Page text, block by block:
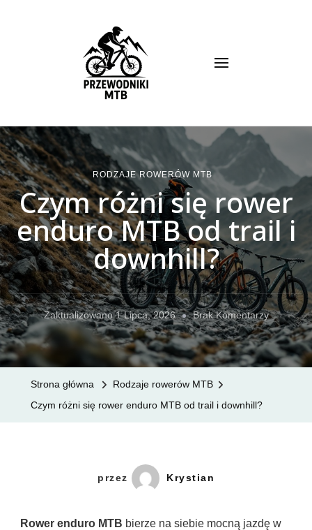
RODZAJE ROWERÓW MTB
Czym różni się rower
enduro MTB od trail i
downhill?
Zaktualizowano1 Lipca, 2026 Brak KomentarzyDo
Czym
Różni
Strona główna
Rodzaje rowerów MTB
Czym różni się rower enduro MTB od trail i downhill?
przez Krystian
Rower enduro MTB bierze na siebie mocną jazdę w